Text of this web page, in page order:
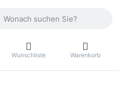
Wunschliste Warenkorb